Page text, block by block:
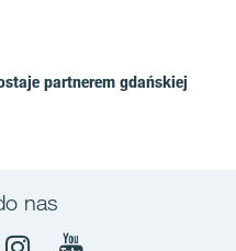
partnerem gdańskiej
nas